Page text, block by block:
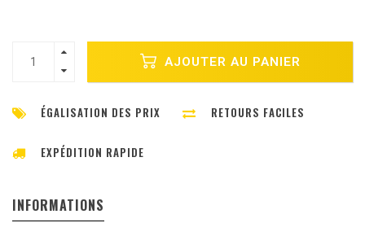
AJOUTER AU PANIER
ÉGALISATION DES PRIX RETOURS FACILES
EXPÉDITION RAPIDE
INFORMATIONS